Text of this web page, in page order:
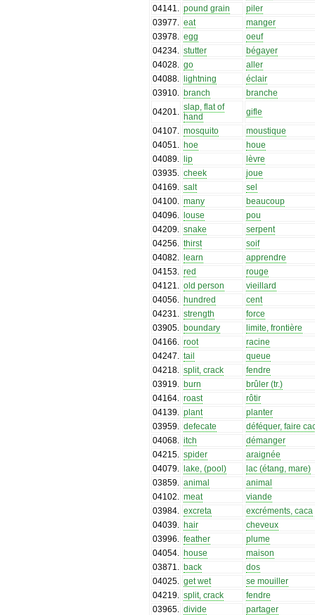
04141
pound grain
piler
03977
eat
manger
03978
egg
oeuf
04234
stutter
bégayer
04028
go
aller
04088
lightning
éclair
03910
branch
branche
04201
slap, flat of
hand
gifle
04107
mosquito
moustique
04051
hoe
houe
04089
lip
lèvre
03935
cheek
joue
04169
salt
sel
04100
many
beaucoup
04096
louse
pou
04209
snake
serpent
04256
thirst
soif
04082
learn
apprendre
04153
red
rouge
04121
old person
vieillard
04056
hundred
cent
04231
strength
force
03905
boundary
limite, frontière
04166
root
racine
04247
tail
queue
04218
split, crack
fendre
03919
burn
brûler (tr.)
04164
roast
rôtir
04139
plant
planter
03959
defecate
déféquer, faire
04068
itch
démanger
04215
spider
araignée
04079
lake, (pool)
lac (étang, mare)
03859
animal
animal
04102
meat
viande
03984
excreta
excréments, caca
04039
hair
cheveux
03996
feather
plume
04054
house
maison
03871
back
dos
04025
get wet
se mouiller
04219
split, crack
fendre
03965
divide
partager